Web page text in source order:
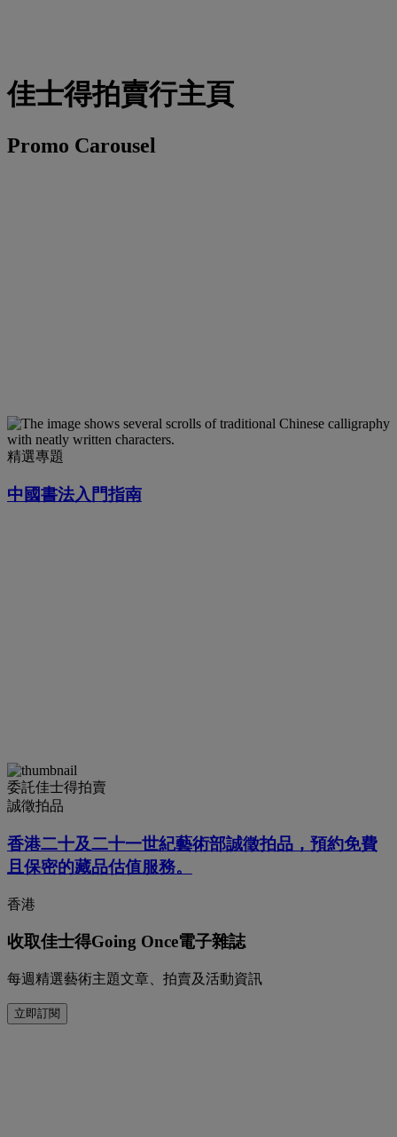
佳士得拍賣行主頁
Promo Carousel
精選專題
中國書法入門指南
委託佳士得拍賣
誠徵拍品
香港二十及二十一世紀藝術部誠徵拍品，預約免費
且保密的藏品估值服務。
香港
收取佳士得Going Once電子雜誌
每週精選藝術主題文章、拍賣及活動資訊
立即訂閱